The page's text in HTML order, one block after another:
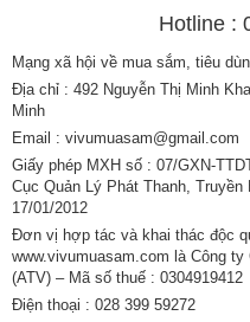
Hotline :
Mạng xã hội về mua sắm, tiêu
Địa chỉ : 492 Nguyễn Thị Minh
Minh
Email : vivumuasam@gmail.com
Giấy phép MXH số : 07/GXN-
Cục Quản Lý Phát Thanh,
17/01/2012
Đơn vị hợp tác và khai thác độc
www.vivumuasam.com là Công
(ATV) – Mã số thuế : 0304919412
Điện thoại : 028 399 59272